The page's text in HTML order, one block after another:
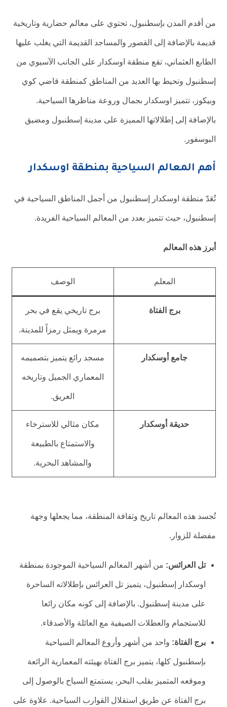
من أقدم المدن بإسطنبول، تحتوي على معالم حضارية وتاريخية
قديمة بالإضافة إلى القصور والمساجد القديمة التي يغلب عليها
الطابع العثماني، تقع منطقة اوسكدار على الجانب الآسيوي من
إسطنبول وتحيط بها العديد من المناطق كمنطقة قاضي كوي
وبيكوز، تتميز اوسكدار بجمال وروعة مناظرها السياحية.
بالإضافة إلى إطلالاتها المميزة على مدينة إسطنبول ومضيق
البوسفور.
أهم المعالم السياحية بمنطقة اوسكدار
تُعَدّ منطقة اوسكدار إسطنبول من أجمل المناطق السياحية في
إسطنبول، حيث تتميز بعدد من المعالم السياحية الفريدة.
أبرز هذه المعالم
المعلم الوصف
برج الفتاة برج تاريخي يقع في بحر
مرمرة ويمثل رمزاً للمدينة.
جامع أوسكدار مسجد رائع يتميز بتصميمه
المعماري الجميل وتاريخه
العريق.
حديقة أوسكدار مكان مثالي للاسترخاء
والاستمتاع بالطبيعة
والمشاهد البحرية.
تُجسد هذه المعالم تاريخ وثقافة المنطقة، مما يجعلها وجهة
مفضلة للزوار.
تل العرائس:من أشهر المعالم السياحية الموجودة بمنطقة
اوسكدار إسطنبول، يتميز تل العرائس بإطلالاته الساحرة
على مدينة إسطنبول. بالإضافة إلى كونه مكان رائعا
للاستجمام والعطلات الصيفية مع العائلة والأصدقاء.
برج الفتاة:واحد من أشهر وأروع المعالم السياحية
بإسطنبول كلها، يتميز برج الفتاة بهيئته المعمارية الرائعة
وموقعه المتميز بقلب البحر، يستمتع السياح بالوصول إلى
برج الفتاة عن طريق استقلال القوارب السياحية. علاوة على